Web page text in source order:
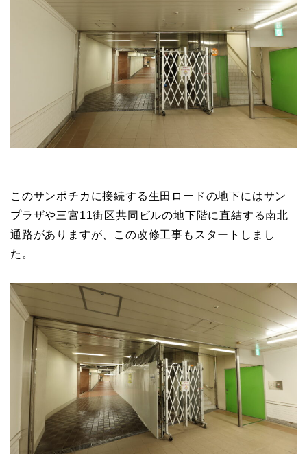
このサンポチカに接続する生田ロードの地下にはサン
プラザや三宮11街区共同ビルの地下階に直結する南北
通路がありますが、この改修工事もスタートしまし
た。